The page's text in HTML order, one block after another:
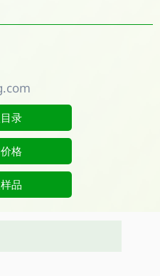
录
格
品